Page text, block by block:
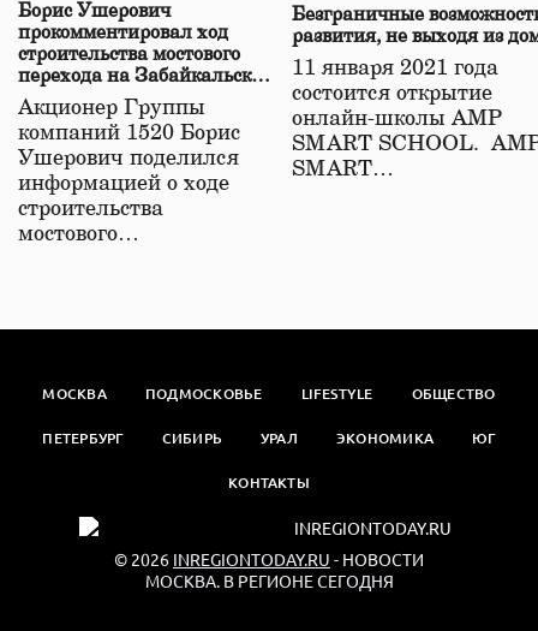
Борис Ушерович
прокомментировал ход
строительства мостового
перехода на Забайкальской
железной дороге
Акционер Группы
компаний 1520 Борис
Ушерович поделился
информацией о ходе
строительства
мостового…
Безграничные
развития, не выходя из
11 января 2021 года
состоится открытие
онлайн-школы АМР
SMART SCHOOL.
SMART…
МОСКВА ПОДМОСКОВЬЕ LIFESTYLE ОБЩЕСТВО
ПЕТЕРБУРГ СИБИРЬ УРАЛ ЭКОНОМИКА ЮГ
КОНТАКТЫ
© 2026 INREGIONTODAY.RU - НОВОСТИ
МОСКВА. В РЕГИОНЕ СЕГОДНЯ